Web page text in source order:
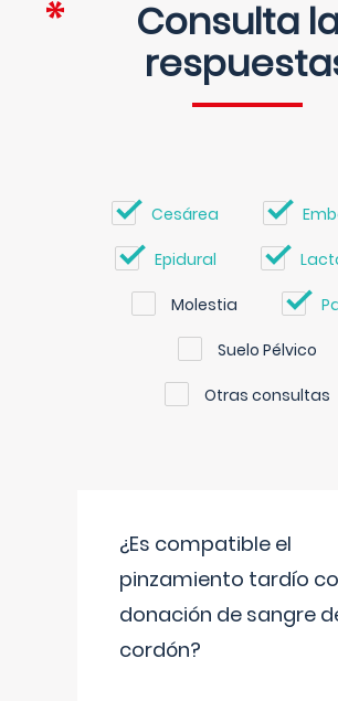
Consulta
Cesárea
Epidural
Molestia
Suelo Pélvico
Otras consultas
¿Es compatible el
pinzamiento tardío
donación de sangre
cordón?